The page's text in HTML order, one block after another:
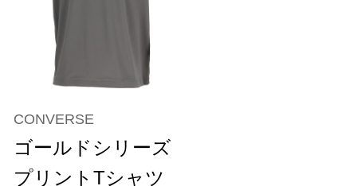
CONVERSE
ゴールドシリーズ
プリントTシャツ